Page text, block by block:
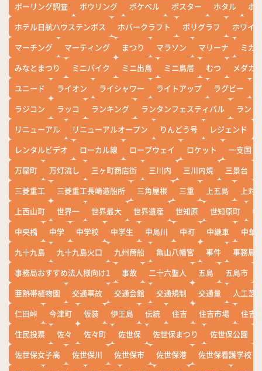
ボーリング調査
ボウリング ポケベル ポスター ホタル
ホ
ホテル日航ハウステンボス
ホバークラフト ポリグラフ
ホワイ
マーチング
マーティング まつり マラソン マリーナ
ミカ
みなとまつり
ミニバイク ミニ出島 ミニ鳥居 むつ
メダカ
ユニード
ライオン ライシャワー ライトアップ ラグビー
ラジコン
ラッコ ランキング ランタンフェスティバル
ランド
リニューアル
リニューアルオープン りんどう号 レジェンド
レンタルビデオ
ローカル線 ロープウェイ ロケット
一支国
万屋町
万灯流し 三ヶ町商店街 三川内 三川内焼 三景台
三菱重工
三菱重工長崎造船所 三角屋根 三重 上五島
上対
上西山町
世界一 世界最大 世界遺産 世知原 世知原町
中
中央橋
中学 中学校 中学生 中島川 中町 中継車
中華
九十九島
九十九島火口 九州商船 亀山八幡宮 事件
事務局
事務局おすすめ法人様向け1
事故 二十六聖人 五島 五島市
亜熱帯植物園
交通事故 交通会館 交通規制 交通量
人工芝
仁田峠
今津町 仮装 伊王島 伝統 住吉 住吉市場
住吉
住民投票
佐々 佐々町 佐世保 佐世保まつり 佐世保公園
佐世保女子高
佐世保川 佐世保市 佐世保港
佐世保看護学校